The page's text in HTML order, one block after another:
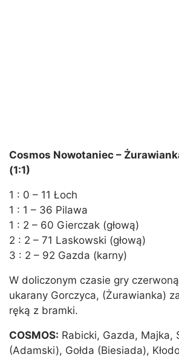
Cosmos Nowotaniec –
(1:1)
1 : 0 – 11 Łoch
1 : 1 – 36 Pilawa
1 : 2 – 60 Gierczak (głową)
2 : 2 – 71 Laskowski (głową)
3 : 2 – 92 Gazda (karny)
W doliczonym czasie gry
ukarany Gorczyca, (Żurawianka)
ręką z bramki.
COSMOS: Rabicki, Gazda, Majka,
(Adamski), Gołda (Biesiada),